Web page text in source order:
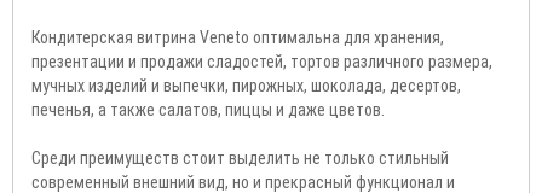
Кондитерская витрина Veneto оптимальна для хранения,
презентации и продажи сладостей, тортов различного размера,
мучных изделий и выпечки, пирожных, шоколада, десертов,
печенья, а также салатов, пиццы и даже цветов.
Среди преимуществ стоит выделить не только стильный
современный внешний вид, но и прекрасный функционал и